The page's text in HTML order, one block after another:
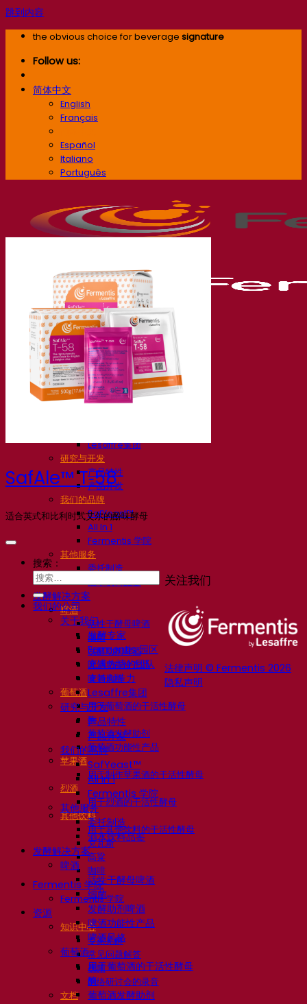
跳到内容
the obvious choice for beverage signature
Follow us:
简体中文
English
Français
Español
Italiano
Português
我们的公司
关于我们
发酵专家
Fermentis 园区
Lesaffre集团
研究与开发
产品特性
产品开发
我们的品牌
SafYeast™
All In 1
Fermentis 学院
其他服务
委托制造
酒水饮料品鉴
发酵解决方案
啤酒
活性干酵母啤酒
细菌
发酵助剂啤酒
啤酒功能性产品
啤酒风格
葡萄酒
用于葡萄酒的干活性酵母
酶
葡萄酒发酵助剂
葡萄酒功能性产品
苹果酒
用于制作苹果酒的干活性酵母
烈酒
用于烈酒的干活性酵母
其他饮料
用于其他饮料的干活性酵母
克瓦斯
高粱
咖啡
Fermentis 学院
Fermentis 学院
资源
知识中心
专家见解
常见问题解答
视频
网络研讨会的录音
文档
SafAle™ T‑58
适合英式和比利时式艾尔的酚味酵母
关注我们
法律声明 © Fermentis 2026
隐私声明
搜索：
我们的公司
关于我们
发酵专家
Fermentis 园区
充满热情的团队
支持创造力
Lesaffre集团
研究与开发
产品特性
产品开发
我们的品牌
SafYeast™
All In 1
Fermentis 学院
其他服务
委托制造
酒水饮料品鉴
发酵解决方案
啤酒
活性干酵母啤酒
细菌
发酵助剂啤酒
啤酒功能性产品
啤酒风格
葡萄酒
用于葡萄酒的干活性酵母
酶
葡萄酒发酵助剂